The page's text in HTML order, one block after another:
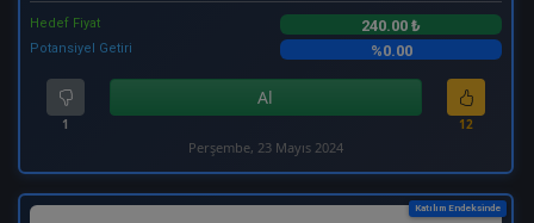
Hedef Fiyat 240.00 ₺
Potansiyel Getiri %0.00
1
Al
12
Perşembe, 23 Mayıs 2024
Katılım Endeksinde